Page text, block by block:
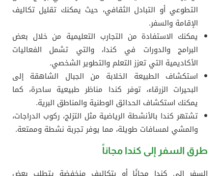
التطوعي أو التبادل الثقافي، حيث يمكنك تقليل تكاليف
الإقامة والسفر.
يمكنك الاستفادة من التجارب التعليمية من خلال بعض
البرامج والدورات في كندا، والتي تشمل الفعاليات
الأكاديمية التي تعزز التعلم والتطوير الشخصي.
استكشاف الطبيعة الخلابة من الجبال الشاهقة إلى
البحيرات الزرقاء، توفر كندا مناظر طبيعية ساحرة، كما
يمكنك استكشاف الحدائق الوطنية والمناطق البرية.
تشتهر كندا بالأنشطة الرياضية مثل التزلج، ركوب الدراجات،
والمشي لمسافات طويلة، مما يوفر تجربة نشطة وممتعة.
طرق السفر إلى كندا مجاناً